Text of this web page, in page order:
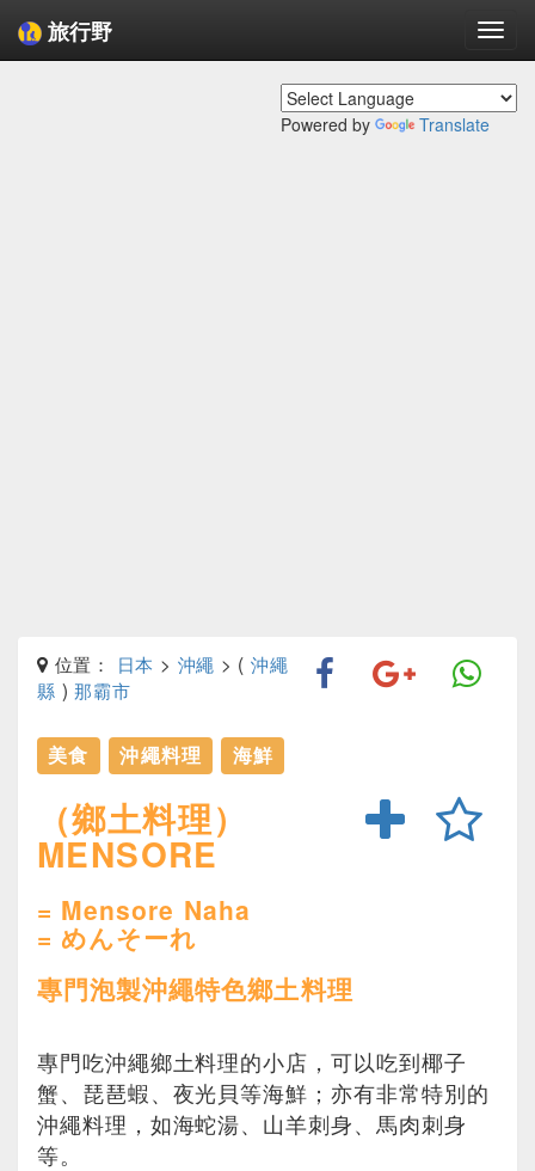
旅行野
Powered by Translate
位置： 日本 > 沖繩 > ( 沖繩
縣 )那霸市
美食 沖繩料理 海鮮
（鄉土料理）
MENSORE
= Mensore Naha
= めんそーれ
專門泡製沖繩特色鄉土料理
專門吃沖繩鄉土料理的小店，可以吃到椰子
蟹、琵琶蝦、夜光貝等海鮮；亦有非常特別的
沖繩料理，如海蛇湯、山羊刺身、馬肉刺身
等。